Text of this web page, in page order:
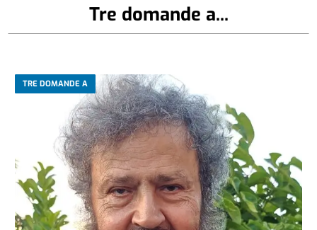
Tre domande a...
TRE DOMANDE A